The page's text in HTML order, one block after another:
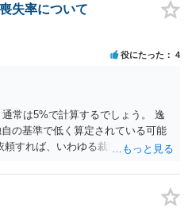
てみたら付いていたということが
失率について
役にたった 4
常は5%で計算するでしょう。 逸
の基準で低く算定されている可能
すれば、いわゆる裁判基準程度の